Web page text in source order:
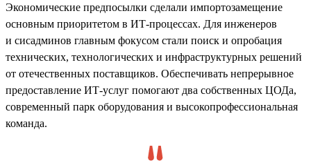
Экономические предпосылки сделали импортозамещение
основным приоритетом в ИТ-процессах. Для инженеров
и сисадминов главным фокусом стали поиск и опробация
технических, технологических и инфраструктурных решений
от отечественных поставщиков. Обеспечивать непрерывное
предоставление ИТ-услуг помогают два собственных ЦОДа,
современный парк оборудования и высокопрофессиональная
команда.